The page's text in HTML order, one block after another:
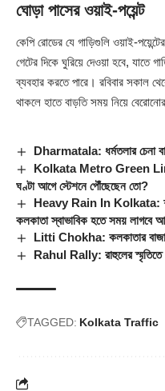
ঘোড়া পাসের ওয়াই-পয়েন্ট
কেপি রোডের যে গাড়িগুলি ওয়াই-
গেটের দিকে ঘুরিয়ে দেওয়া হবে, যাতে
ব্যবহার করতে পারে। রবিবার সকাল
থাকলে হাতে বাড়তি সময় নিয়ে
Dharmatala: ধর্মতলার চেনা
Kolkata Metro Green
ঘণ্টা আগে স্টেশনে পৌঁছেছেন তো?
Heavy Rain In Kolkata:
কলকাতা স্বাভাবিক হতে সময় লাগবে
Litti Chokha: কলকাতার বাজার
Rahul Rally: রাহুলের স্মৃতিতে
TAGGED: Kolkata Traffic